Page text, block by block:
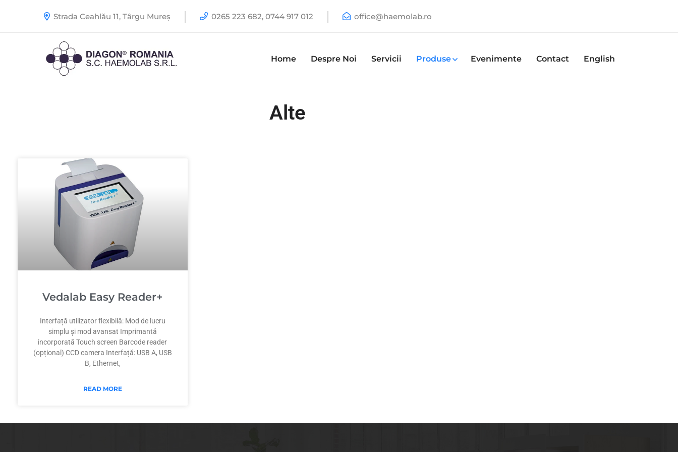
Strada Ceahlău 11, Târgu Mureș 0265 223 682, 0744 917 012 office@haemolab.ro
Home Despre Noi Servicii Produse Evenimente Contact English
Alte
Vedalab Easy Reader+
Interfață utilizator flexibilă: Mod de lucru
simplu și mod avansat Imprimantă
incorporată Touch screen Barcode reader
(opțional) CCD camera Interfață: USB A, USB
B, Ethernet,
READ MORE